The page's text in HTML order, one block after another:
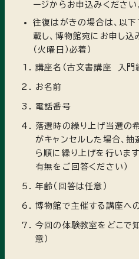
ージからお申込みください
往復はがきの場合は、以
載し、博物館宛にお申し込
（火曜日）必着）
講座名（古文書講座 入門
お名前
電話番号
落選時の繰り上げ当選の
がキャンセルした場合、
ら順に繰り上げを行います
有無をご回答ください）
年齢（回答は任意）
博物館で主催する講座へ
今回の体験教室をどこで
意）